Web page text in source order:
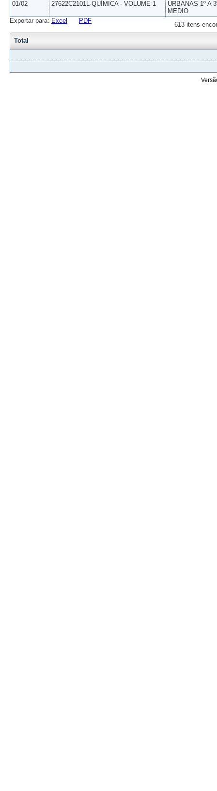
01/02 27622C2101L-QUÍMICA - VOLUME 1
URBANAS 1º A
MEDIO
613 itens
Exportar para: Excel PDF
Total